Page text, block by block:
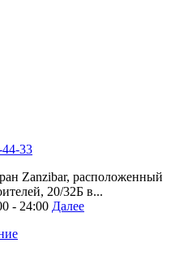
33
Zanzibar, расположенный
20/32Б в...
- 24:00 Далее